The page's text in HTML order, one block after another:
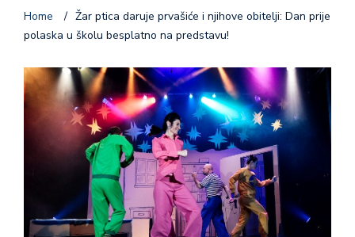
Home / Žar ptica daruje prvašiće i njihove obitelji: Dan prije
polaska u školu besplatno na predstavu!